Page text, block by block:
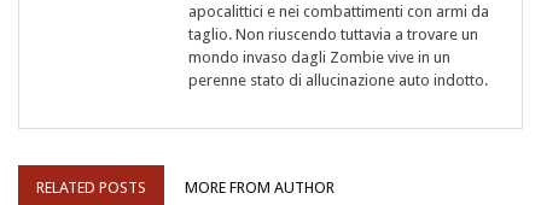
apocalittici e nei combattimenti con armi da
taglio. Non riuscendo tuttavia a trovare un
mondo invaso dagli Zombie vive in un
perenne stato di allucinazione auto indotto.
RELATED POSTS MORE FROM AUTHOR